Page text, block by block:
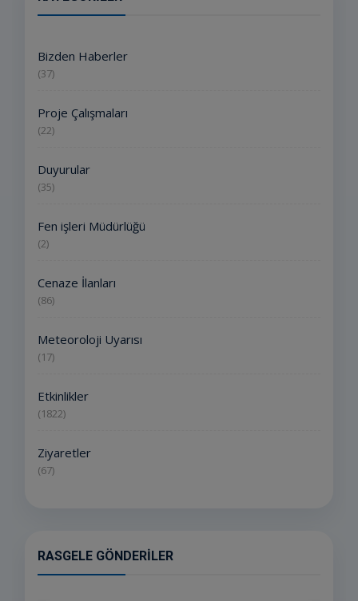
Bizden Haberler
(37)
Proje Çalışmaları
(22)
Duyurular
(35)
Fen işleri Müdürlüğü
(2)
Cenaze İlanları
(86)
Meteoroloji Uyarısı
(17)
Etkinlikler
(1822)
Ziyaretler
(67)
RASGELE GÖNDERILER